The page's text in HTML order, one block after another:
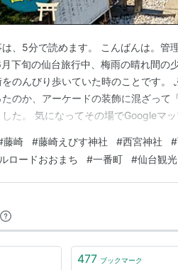
ワード
じさき】
通局（空港線）
区にある、福岡市交通局（福岡
ワード
は、5分で読めます。 こんばんは。管
下旬の仙台旅行中、梅雨の晴れ間の
のんびり歩いていた時のことです。
たのか、アーケードの装飾に混ざって
した。 気になってその場でGoogleマ
びす神社」と入れて調べてみたら、な
鎮座しているとの…
藤崎 #藤崎えびす神社 #西宮神社 #
ロードおおまち #一番町 #仙台観光
477 ブックマーク